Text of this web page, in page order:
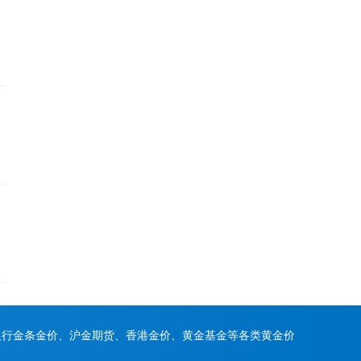
金条金价、沪金期货、香港金价、黄金基金等各类黄金价